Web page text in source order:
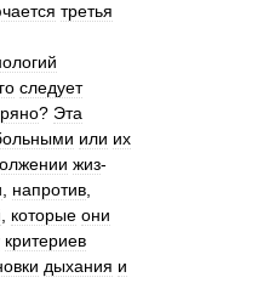
третья
следует
? Эта
или их
жиз-
напротив
которые они
критериев
дыхания и